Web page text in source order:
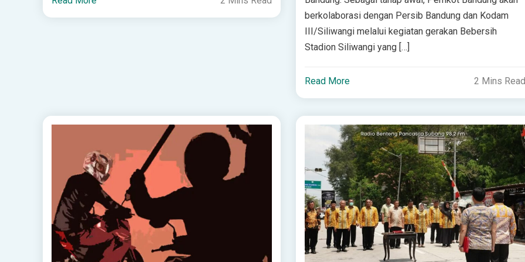
berkolaborasi dengan Persib Bandung dan Kodam
III/Siliwangi melalui kegiatan gerakan Bebersih
Stadion Siliwangi yang […]
Read More 2 Mins Read